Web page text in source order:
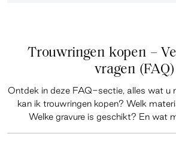
Trouwringen kopen –
vragen (FAQ)
Ontdek in deze FAQ-sectie, alles wat u
kan ik trouwringen kopen? Welk
Welke gravure is geschikt? En wat